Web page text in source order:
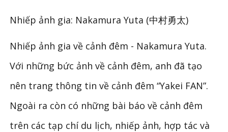
Nhiếp ảnh gia: Nakamura Yuta (中村勇太)
Nhiếp ảnh gia về cảnh đêm - Nakamura Yuta.
Với những bức ảnh về cảnh đêm, anh đã tạo
nên trang thông tin về cảnh đêm“Yakei FAN”.
Ngoài ra còn có những bài báo về cảnh đêm
trên các tạp chí du lịch, nhiếp ảnh, hợp tác và